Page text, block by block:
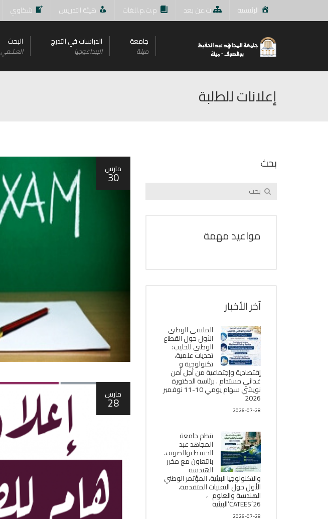
الرئيسية ت.عن بعد م.ت.م.للغات هيئة التدريس شكاوي
جامعة
ميلة
الدراسات في التدرج
البيداغوجيا
البحث
العـلـمي
إعلانات للطلبة
مارس
30
مارس
28
بحث
مواعيد مهمة
آخر الأخبار
الملتقى الوطني
الأول حول القطاع
الوطني للحليب:
تحديات علمية،
تكنولوجية و
إقتصادية وإجتماعية من أجل أمن
غذائي مستدام . برئاسة الدكتورة
نويشي سهام يومي 10-11 نوفمبر
2026
2026-07-28
تنظم جامعة
المجاهد عبد
الحفيظ بوالصوف،
بالتعاون مع مخبر
الھندسة
والتكنولوجيا البیئیة، المؤتمر الوطني
الأول حول التقنيات المتقدمة،
الھندسة والعلوم ،
CATEES’26’البیئية
2026-07-28